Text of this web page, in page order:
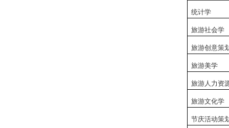
统计学
旅游社会学
旅游创意策
旅游美学
旅游人力资
旅游文化学
节庆活动策